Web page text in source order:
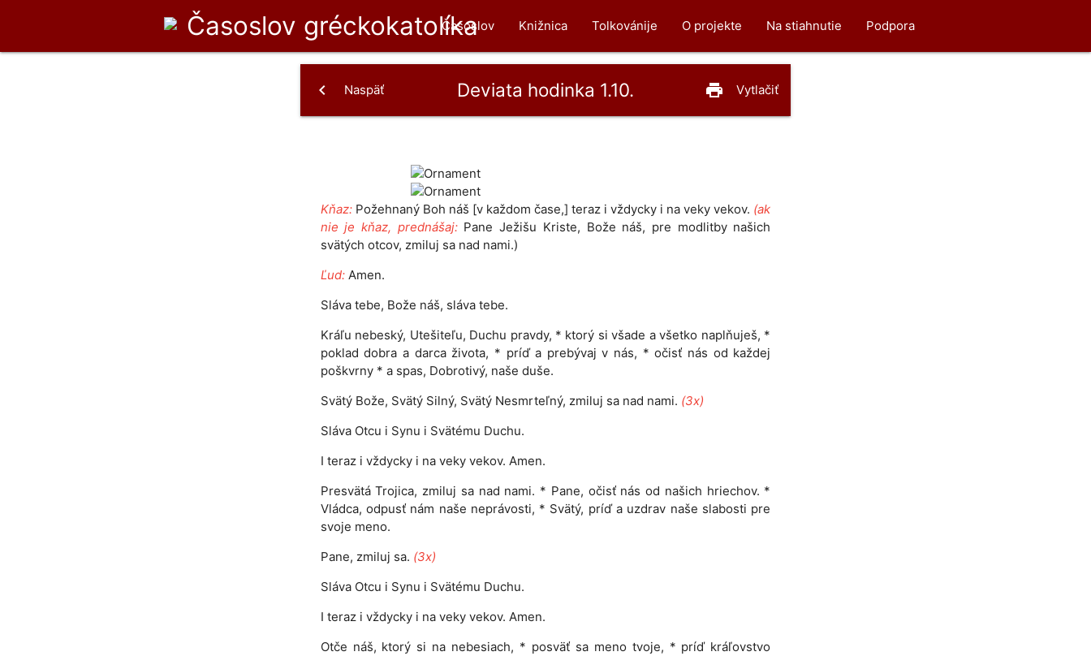
Časoslov gréckokatolíka
Časoslov Knižnica Tolkovánije O projekte Na stiahnutie Podpora
Deviata hodinka 1.10.
chevron_left Naspäť print Vytlačiť
Kňaz:Požehnaný Boh náš [v každom čase,] teraz i vždycky i na veky vekov. (ak
nie je kňaz, prednášaj:Pane Ježišu Kriste, Bože náš, pre modlitby našich
svätých otcov, zmiluj sa nad nami.)
Ľud:Amen.
Sláva tebe, Bože náš, sláva tebe.
Kráľu nebeský, Utešiteľu, Duchu pravdy, * ktorý si všade a všetko naplňuješ, *
poklad dobra a darca života, * príď a prebývaj v nás, * očisť nás od každej
poškvrny * a spas, Dobrotivý, naše duše.
Svätý Bože, Svätý Silný, Svätý Nesmrteľný, zmiluj sa nad nami. (3x)
Sláva Otcu i Synu i Svätému Duchu.
I teraz i vždycky i na veky vekov. Amen.
Presvätá Trojica, zmiluj sa nad nami. * Pane, očisť nás od našich hriechov. *
Vládca, odpusť nám naše neprávosti, * Svätý, príď a uzdrav naše slabosti pre
svoje meno.
Pane, zmiluj sa. (3x)
Sláva Otcu i Synu i Svätému Duchu.
I teraz i vždycky i na veky vekov. Amen.
Otče náš, ktorý si na nebesiach, * posväť sa meno tvoje, * príď kráľovstvo